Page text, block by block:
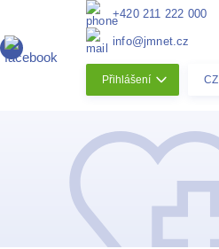
+420 211 222 000
info@jmnet.cz
Přihlášení CZ